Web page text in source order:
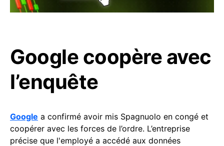
Google coopère avec
l’enquête
Google a confirmé avoir mis Spagnuolo en congé et
coopérer avec les forces de l’ordre. L’entreprise
précise que l'employé a accédé aux données